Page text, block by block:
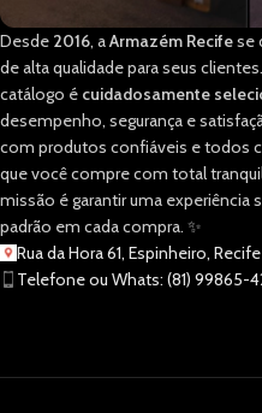
Desde 2016, aArmazém Recifese
de alta qualidade para seus
catálogo é cuidadosamente
desempenho, segurança e
com produtos confiáveis e todos
que você compre com total
missão é garantir uma experiência
padrão em cada compra. ✨
Rua da Hora 61, Espinheiro,
Telefone ou Whats: (81) 99865-